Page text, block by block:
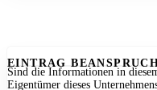
EINTRAG
Sind die Informationen in
Eigentümer dieses